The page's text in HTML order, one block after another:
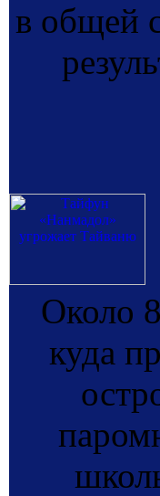
в общей
Около
куда